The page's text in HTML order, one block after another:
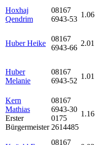
Hoxhaj
Qendrim
08167
6943-53
1.06
Huber Heike
08167
6943-66
2.01
Huber
Melanie
08167
6943-52
1.01
Kern
Mathias
Erster
Bürgermeister
08167
6943-30
0175
2614485
1.16
08167